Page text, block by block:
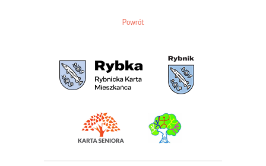
Powrót